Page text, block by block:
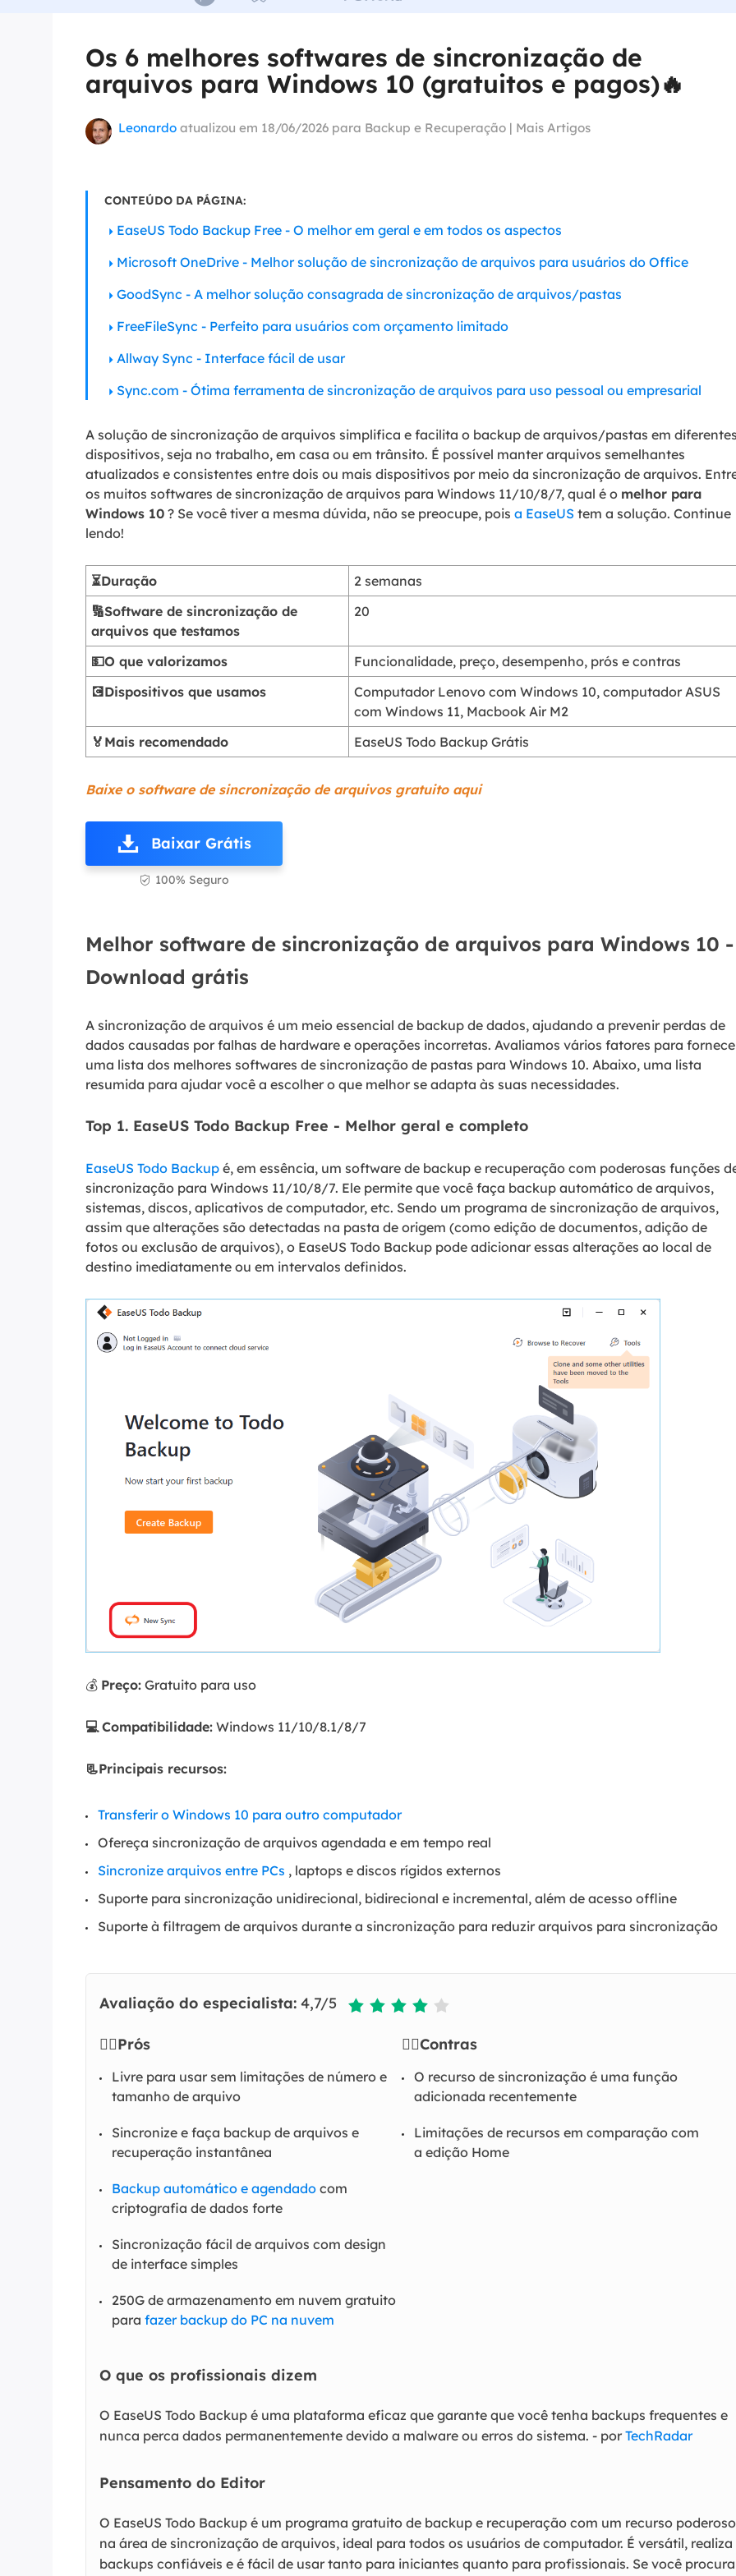
Recuperação de partição perdida
Email Recovery
Implantação
Os 6 melhores softwares de sincronização de
arquivos para Windows 10 (gratuitos e pagos)🔥
Leonardo atualizou em 18/06/2026 para Backup e Recuperação | Mais Artigos
CONTEÚDO DA PÁGINA:
EaseUS Todo Backup Free - O melhor em geral e em todos os aspectos
Microsoft OneDrive - Melhor solução de sincronização de arquivos para usuários do Office
GoodSync - A melhor solução consagrada de sincronização de arquivos/pastas
FreeFileSync - Perfeito para usuários com orçamento limitado
Allway Sync - Interface fácil de usar
Sync.com - Ótima ferramenta de sincronização de arquivos para uso pessoal ou empresarial
A solução de sincronização de arquivos simplifica e facilita o backup de arquivos/pastas em
dispositivos, seja no trabalho, em casa ou em trânsito. É possível manter arquivos semelhantes
atualizados e consistentes entre dois ou mais dispositivos por meio da sincronização de arquivos.
os muitos softwares de sincronização de arquivos para Windows 11/10/8/7, qual é o melhor para
Windows 10 ? Se você tiver a mesma dúvida, não se preocupe, pois a EaseUS tem a solução. Continue
lendo!
⏳Duração
2 semanas
🔢Software de sincronização de
arquivos que testamos
20
💵O que valorizamos
Funcionalidade, preço, desempenho, prós e contras
💽Dispositivos que usamos
Computador Lenovo com Windows 10, computador ASUS
com Windows 11, Macbook Air M2
🏅Mais recomendado
EaseUS Todo Backup Grátis
Baixe o software de sincronização de arquivos gratuito aqui
Baixar Grátis
 100% Seguro
Melhor software de sincronização de arquivos para Windows 10 -
Download grátis
A sincronização de arquivos é um meio essencial de backup de dados, ajudando a prevenir perdas de
dados causadas por falhas de hardware e operações incorretas. Avaliamos vários fatores para
uma lista dos melhores softwares de sincronização de pastas para Windows 10. Abaixo, uma lista
resumida para ajudar você a escolher o que melhor se adapta às suas necessidades.
Top 1. EaseUS Todo Backup Free - Melhor geral e completo
EaseUS Todo Backup é, em essência, um software de backup e recuperação com poderosas funções
sincronização para Windows 11/10/8/7. Ele permite que você faça backup automático de arquivos,
sistemas, discos, aplicativos de computador, etc. Sendo um programa de sincronização de arquivos,
assim que alterações são detectadas na pasta de origem (como edição de documentos, adição de
fotos ou exclusão de arquivos), o EaseUS Todo Backup pode adicionar essas alterações ao local de
destino imediatamente ou em intervalos definidos.
💰 Preço: Gratuito para uso
💻 Compatibilidade: Windows 11/10/8.1/8/7
📃Principais recursos:
Transferir o Windows 10 para outro computador
Ofereça sincronização de arquivos agendada e em tempo real
Sincronize arquivos entre PCs , laptops e discos rígidos externos
Suporte para sincronização unidirecional, bidirecional e incremental, além de acesso offline
Suporte à filtragem de arquivos durante a sincronização para reduzir arquivos para sincronização
Avaliação do especialista: 4,7/5     
👍🏻Prós
Livre para usar sem limitações de número e
tamanho de arquivo
Sincronize e faça backup de arquivos e
recuperação instantânea
Backup automático e agendado com
criptografia de dados forte
Sincronização fácil de arquivos com design
de interface simples
250G de armazenamento em nuvem gratuito
para fazer backup do PC na nuvem
👎🏻Contras
O recurso de sincronização é uma função
adicionada recentemente
Limitações de recursos em comparação com
a edição Home
O que os profissionais dizem
O EaseUS Todo Backup é uma plataforma eficaz que garante que você tenha backups frequentes e
nunca perca dados permanentemente devido a malware ou erros do sistema. - por TechRadar
Pensamento do Editor
O EaseUS Todo Backup é um programa gratuito de backup e recuperação com um recurso poderoso
na área de sincronização de arquivos, ideal para todos os usuários de computador. É versátil, realiza
backups confiáveis e é fácil de usar tanto para iniciantes quanto para profissionais. Se você procura